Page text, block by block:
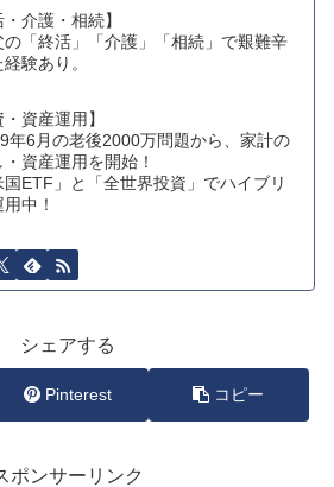
・介護・相続】
「終活」「介護」「相続」で艱難辛
験あり。
・資産運用】
6月の老後2000万問題から、家計の
・資産運用を開始！
ETF」と「全世界投資」でハイブリ
中！
シェアする
Pinterest コピー
ポンサーリンク